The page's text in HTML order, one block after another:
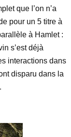
que l’on n’a
pour un 5 titre à
à Hamlet :
s’est déjà
interactions dans
disparu dans la